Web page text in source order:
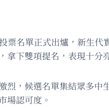
票名單正式出爐，新生
拿下雙項提名，表現十分
烈，候選名單集結眾多
場認可度。